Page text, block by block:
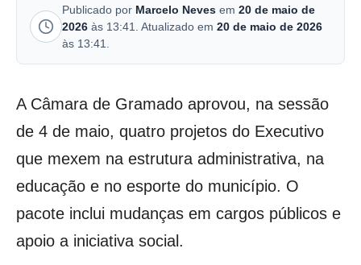
Publicado por Marcelo Neves em 20 de maio de
2026 às 13:41. Atualizado em 20 de maio de 2026
às 13:41.
A Câmara de Gramado aprovou, na sessão
de 4 de maio, quatro projetos do Executivo
que mexem na estrutura administrativa, na
educação e no esporte do município. O
pacote inclui mudanças em cargos públicos e
apoio a iniciativa social.